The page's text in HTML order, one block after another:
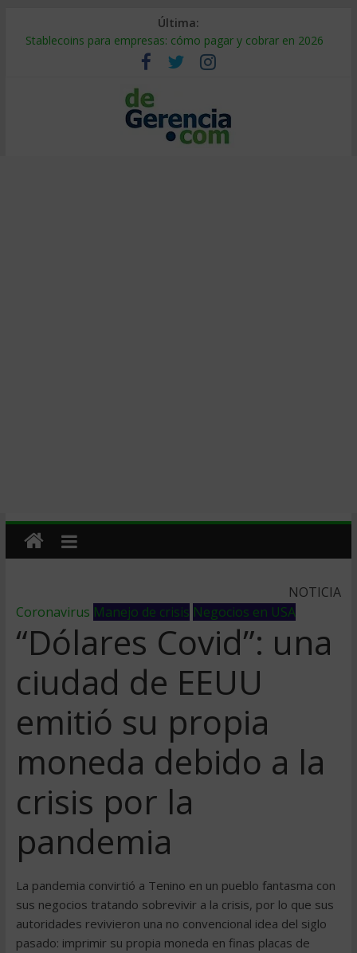
Última:
Stablecoins para empresas: cómo pagar y cobrar en 2026
Despido silencioso: qué es y por qué sale tan caro
IA en selección de personal: cómo auditarla a tiempo
Trabajo forzoso en la cadena de suministro: qué hacer
Mercado hispano de EE. UU.: cómo segmentarlo y venderle
NOTICIA
Coronavirus Manejo de crisis Negocios en USA
“Dólares Covid”: una
ciudad de EEUU
emitió su propia
moneda debido a la
crisis por la
pandemia
La pandemia convirtió a Tenino en un pueblo fantasma con
sus negocios tratando sobrevivir a la crisis, por lo que sus
autoridades revivieron una no convencional idea del siglo
pasado: imprimir su propia moneda en finas placas de